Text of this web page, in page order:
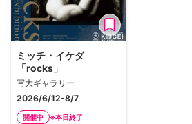
ミッチ・イケダ
「rocks」
写大ギャラリー
2026/6/12-8/7
開催中 ※本日終了